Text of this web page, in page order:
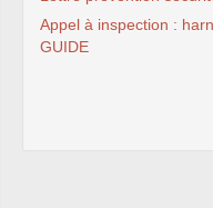
Appel à inspection :
GUIDE